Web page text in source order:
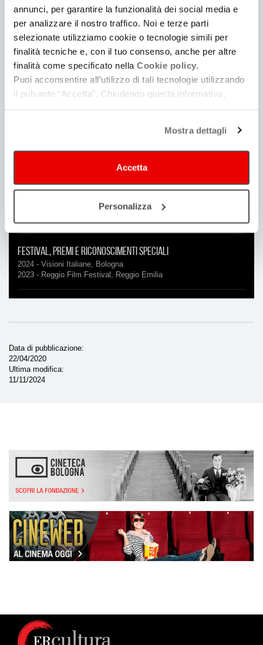
annunci, per garantire la funzionalità dei social media e
per analizzare il nostro traffico. Noi e terze parti
selezionate utilizziamo cookie o tecnologie simili per
finalità tecniche e, con il tuo consenso, anche per altre
finalità come specificato nella Cookie policy.
Puoi acconsentire all’utilizzo di tali tecnologie utilizzando
il pulsante “Accetta”. Chiudendo questa informativa,
Mostra dettagli
Accetta
Personalizza
Soggetto e sceneggiatura
Nicolò Manzolini /Lucia Malerba
Montaggio
Maria Dolores Capote Ortiz
Festival, Premi e riconoscimenti speciali
2024 - Visioni Italiane, Bologna
2023 - Reggio Film Festival, Reggio Emilia
Data di pubblicazione
22/04/2020
Ultima modifica
11/11/2024